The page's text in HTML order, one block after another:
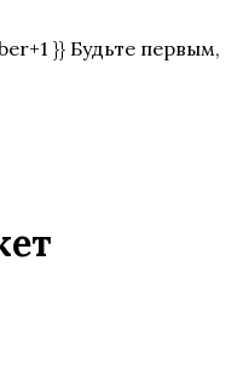
}} Будьте первым,